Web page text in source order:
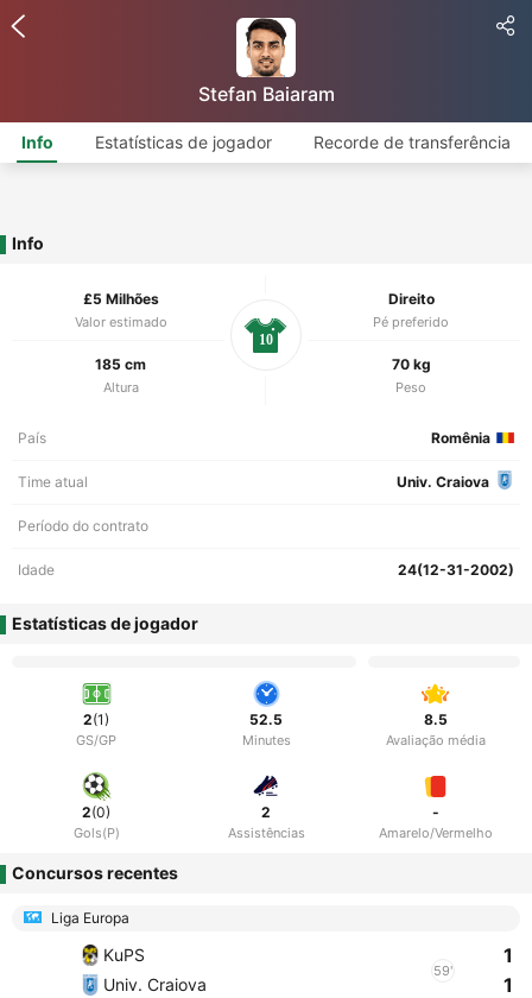
Stefan Baiaram
Info Estatísticas de jogador Recorde de transferência
Info
£5 Milhões
Valor estimado
Direito
Pé preferido
185 cm
Altura
70 kg
Peso
10
País Romênia
Time atual Univ. Craiova
Período do contrato
Idade 24(12-31-2002)
Estatísticas de jogador
2(1)
GS/GP
52.5
Minutes
8.5
Avaliação média
2(0)
Gols(P)
2
Assistências
-
Amarelo/Vermelho
Concursos recentes
Liga Europa
KuPS
Univ. Craiova
59'
1
1